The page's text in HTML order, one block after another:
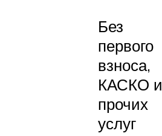
Без
первого
взноса,
КАСКО и
прочих
услуг